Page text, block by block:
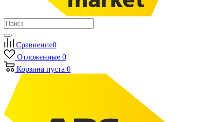
Сравнение0
Отложенные 0
Корзина пуста 0